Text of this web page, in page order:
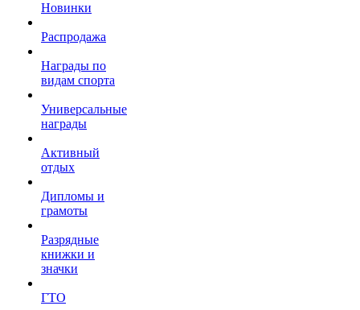
Новинки
Распродажа
Награды по
видам спорта
Универсальные
награды
Активный
отдых
Дипломы и
грамоты
Разрядные
книжки и
значки
ГТО